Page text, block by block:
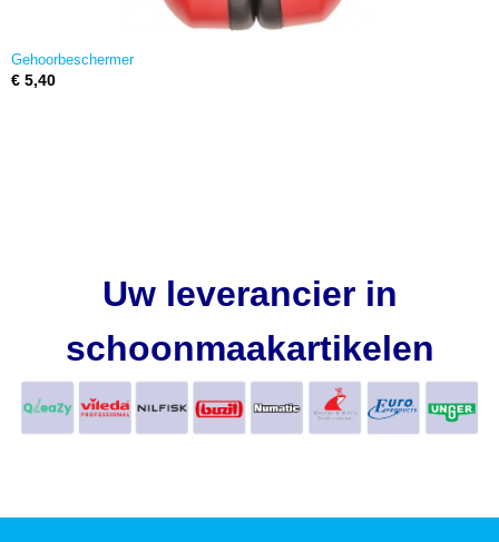
Gehoorbeschermer
€ 5,40
Uw leverancier in
schoonmaakartikelen